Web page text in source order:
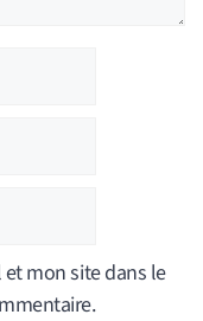
mon site dans le